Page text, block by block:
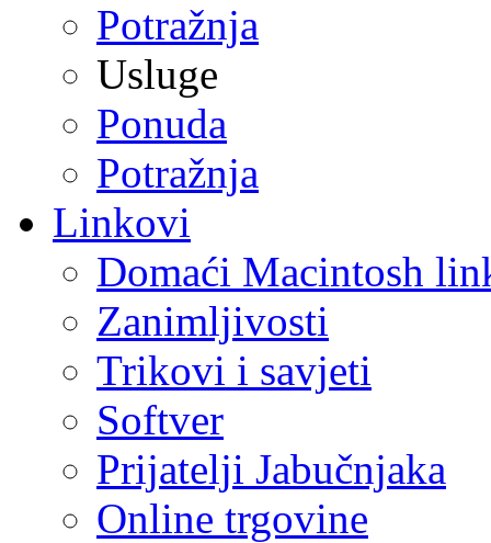
Potražnja
Usluge
Ponuda
Potražnja
Linkovi
Domaći Macintosh
Zanimljivosti
Trikovi i savjeti
Softver
Prijatelji Jabučnjaka
Online trgovine